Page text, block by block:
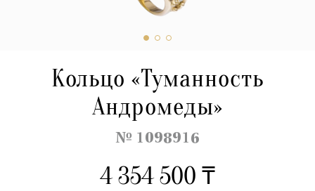
Кольцо «Туманность
Андромеды»
№ 1098916
4 354 500 ₸